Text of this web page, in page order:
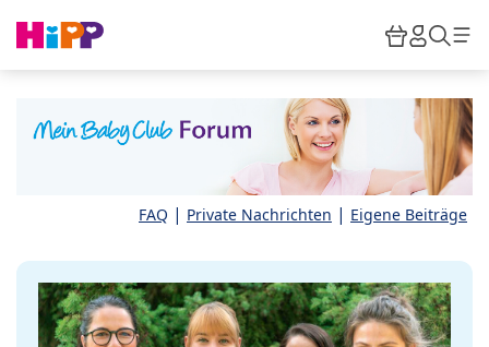
HiPP
FAQ | Private Nachrichten | Eigene Beiträge